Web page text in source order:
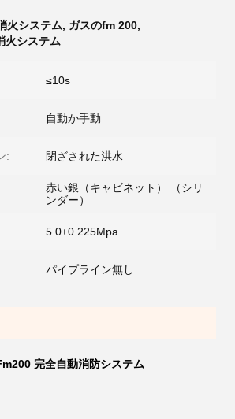
火システム, ガスのfm 200,
火システム
≤10s
自動か手動
: 閉ざされた洪水
赤い銀（キャビネット） （シリ
ンダー）
5.0±0.225Mpa
パイプライン無し
完全自動消防システム